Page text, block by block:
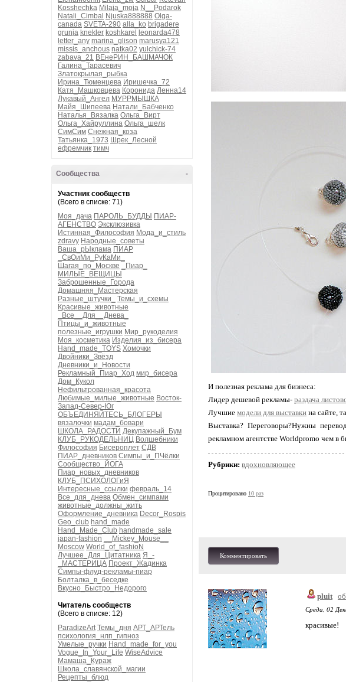
Kosshechka Milaja_moja N__Podarok
Natali_Cimbal Njuska888888 Olga-
canada SVETA-290 alla_ko brigadere
grunja knekler koshkarel
leonarda478
letter_any marina_glison marusya121
missis_anchous natka02 yulchick-74
zabava_21 ВЕнеРИН_БАШМАЧОК
Галина_Тарасевич
Златокрылая_рыбка
Ирина_Тюменцева Иришечка_72
Катя_Машковцева Коронида Ленна14
Лукавый_Ангел МУРРМЫШКА
Майя_Шипеева Натали_Бабченко
Наталья_Вязалка Ольга_Вирт
Ольга_Хайруллина Ольга_шелк
СимСим Снежная_коза
Татьянка_1973 Шрек_Лесной
ефремчик тимч
-
Сообщества
Участник сообществ
(Всего в списке: 71)
Моя_дача ПАРОЛЬ_БУДДЫ ПИАР-
АГЕНСТВО Эксклюзивка
Истинная_Философия Мода_и_стиль
zdravy Народные_советы
Ваша_рЫклама ПИАР
_СвОиМи_РуКаМи_
Шагая_по_Москве
_Пиар_
МИЛЫЕ_ВЕЩИЦЫ
Заброшенные_Города
Домашняя_Мастерская
Разные_штучки_
Темы_и_схемы
Красивые_животные
_Все__Для__Днева_
Птицы_и_животные
полезные_игрушки Мир_рукоделия
Моя_косметика Изделия_из_бисера
Hand_made_TOYS Хомочки
Двойники_Звёзд
Дневники_и_Новости
Рекламный_Пиар_Ход мир_бисера
Дом_Кукол
Нефильтрованная_красота
Любимые_милые_животные Восток-
Запад-Север-Юг
ОБЪЕДИНЯЙТЕСЬ_БЛОГЕРЫ
вязалочки мадам_бовари
ШКОЛА_РАДОСТИ Декупажный_Бум
КЛУБ_РУКОДЕЛЬНИЦ Волшебники
Философия Бисероплет СДВ
ПИАР_дневников Симпы_и_ПЧёлки
Сообщество_ЙОГА
Пиар_новых_дневников
КЛУБ_ПСИХОЛОГиЯ
Интересные_ссылки февраль_14
Все_для_днева Обмен_симпами
животные_должны_жить
Оформление_дневника Decor_Rospis
Geo_club hand_made
Hand_Made_Club handmade_sale
japan-fashion
__Mickey_Mouse__
Moscow World_of_fashioN
Лучшее_Для_Цитатника Я_-
_МАСТЕРИЦА Проект_Жадинка
Симпы-флуд-рекламы-пиар
Болталка_в_беседке
Вкусно_Быстро_Недорого
Читатель сообществ
(Всего в списке: 12)
ParadizeArt Темы_дня АРТ_АРТель
психология_нлп_гипноз
Умелые_ручки Hand_made_for_you
Vogue_In_Your_Life WiseAdvice
Мамаша_Кураж
Школа_славянской_магии
Рецепты_блюд
И полезная реклама для бизнеса:
Лидер дешевой рекламы- раздача
Лучшие модели для выставки на сайте,
Выставка? Переговоры?Нужны
рекламном агентстве Worldpromo чем в
Рубрики: вдохновляющее
Процитировано 10 раз
Комментировать
pluit
Среда, 02
красивые!